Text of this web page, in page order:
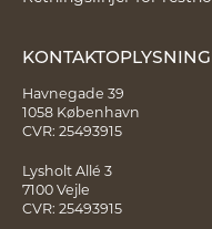
Havnegade 39
1058 København
CVR: 25493915
Lysholt Allé 3
7100 Vejle
CVR: 25493915